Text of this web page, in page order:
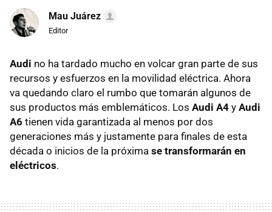
Mau Juárez
Editor
Audi no ha tardado mucho en volcar gran parte de sus
recursos y esfuerzos en la movilidad eléctrica. Ahora
va quedando claro el rumbo que tomarán algunos de
sus productos más emblemáticos. Los Audi A4 y Audi
A6 tienen vida garantizada al menos por dos
generaciones más y justamente para finales de esta
década o inicios de la próxima se transformarán en
eléctricos.